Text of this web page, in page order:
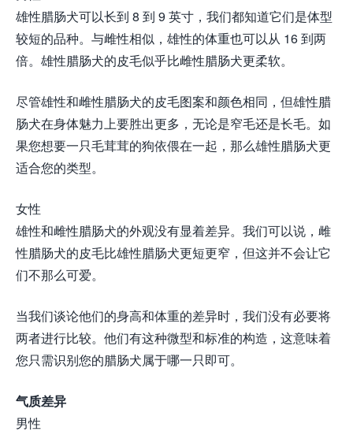
雄性腊肠犬可以长到 8 到 9 英寸，我们都知道它们是体型
较短的品种。与雌性相似，雄性的体重也可以从 16 到两
倍。雄性腊肠犬的皮毛似乎比雌性腊肠犬更柔软。
尽管雄性和雌性腊肠犬的皮毛图案和颜色相同，但雄性腊
肠犬在身体魅力上要胜出更多，无论是窄毛还是长毛。如
果您想要一只毛茸茸的狗依偎在一起，那么雄性腊肠犬更
适合您的类型。
女性
雄性和雌性腊肠犬的外观没有显着差异。我们可以说，雌
性腊肠犬的皮毛比雄性腊肠犬更短更窄，但这并不会让它
们不那么可爱。
当我们谈论他们的身高和体重的差异时，我们没有必要将
两者进行比较。他们有这种微型和标准的构造，这意味着
您只需识别您的腊肠犬属于哪一只即可。
气质差异
男性